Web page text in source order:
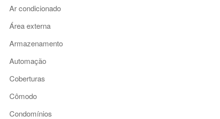
Ar condicionado
Área externa
Armazenamento
Automação
Coberturas
Cômodo
Condomínios